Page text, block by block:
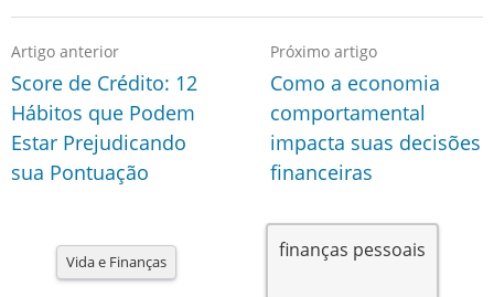
Artigo anterior
Score de Crédito: 12
Hábitos que Podem
Estar Prejudicando
sua Pontuação
Próximo artigo
Como a economia
comportamental
impacta suas decisões
financeiras
Vida e Finanças finanças pessoais